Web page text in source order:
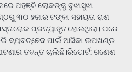
ପହଞ୍ଚି ଲୋକଙ୍କୁ ବୁଝାସୁଝା
୩୦ ହଜାର ଟଙ୍କା ସହାୟତା ରାଶି
ପ୍ରତ୍ୟାହୃତ ହୋଇଥିଲା। ପରେ
ବ୍ୟବଚ୍ଛେଦ ପାଇଁ ଆସିକା ଉପଖଣ୍ଡ
ତଦନ୍ତ ଚାଲିଛି।ରିପୋର୍ଟ: ଗଣେଶ